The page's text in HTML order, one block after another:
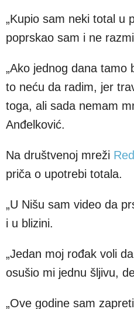
„Kupio sam neki total u
poprskao sam i ne
„Ako jednog dana tamo
to neću da radim, jer
toga, ali sada nemam
Anđelković.
Na društvenoj mreži
priča o upotrebi totala.
„U Nišu sam video da
i u blizini.
„Jedan moj rođak voli
osušio mi jednu šljivu,
„Ove godine sam